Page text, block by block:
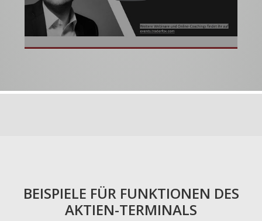
BEISPIELE FÜR FUNKTIONEN DES
AKTIEN-TERMINALS